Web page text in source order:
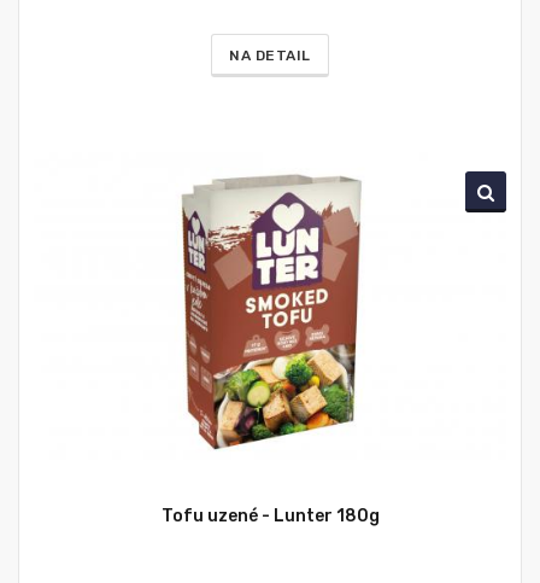
NA DETAIL
Tofu uzené - Lunter 180g